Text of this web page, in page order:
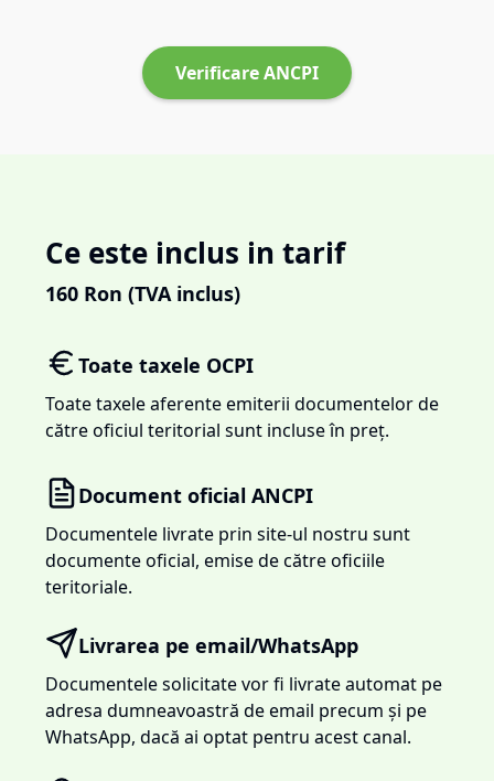
Verificare ANCPI
Ce este inclus in tarif
160 Ron (TVA inclus)
Toate taxele OCPI
Toate taxele aferente emiterii documentelor de
către oficiul teritorial sunt incluse în preț.
Document oficial ANCPI
Documentele livrate prin site-ul nostru sunt
documente oficial, emise de către oficiile
teritoriale.
Livrarea pe email/WhatsApp
Documentele solicitate vor fi livrate automat pe
adresa dumneavoastră de email precum și pe
WhatsApp, dacă ai optat pentru acest canal.